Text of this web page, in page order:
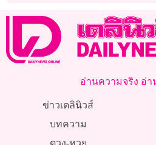
อ่านความจริง อ่า
ข่าวเดลินิวส์
บทความ
ดวง-หวย